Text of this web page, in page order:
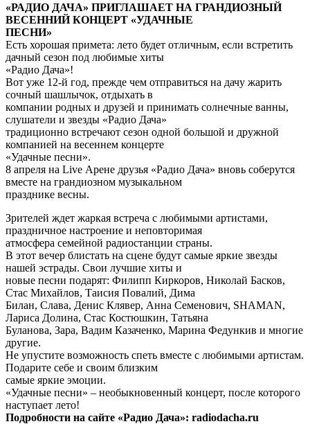
«РАДИО ДАЧА» ПРИГЛАШАЕТ НА ГРАНДИОЗНЫЙ
ВЕСЕННИЙ КОНЦЕРТ «УДАЧНЫЕ
ПЕСНИ»
Есть хорошая примета: лето будет отличным, если встретить
дачный сезон под любимые хиты
«Радио Дача»!
Вот уже 12-й год, прежде чем отправиться на дачу жарить
сочный шашлычок, отдыхать в
компании родных и друзей и принимать солнечные ванны,
слушатели и звезды «Радио Дача»
традиционно встречают сезон одной большой и дружной
компанией на весеннем концерте
«Удачные песни».
8 апреля на Live Арене друзья «Радио Дача» вновь соберутся
вместе на грандиозном музыкальном
празднике весны.
Зрителей ждет жаркая встреча с любимыми артистами,
праздничное настроение и неповторимая
атмосфера семейной радиостанции страны.
В этот вечер блистать на сцене будут самые яркие звезды
нашей эстрады. Свои лучшие хиты и
новые песни подарят: Филипп Киркоров, Николай Басков,
Стас Михайлов, Таисия Повалий, Дима
Билан, Слава, Денис Клявер, Анна Семенович, SHAMAN,
Лариса Долина, Стас Костюшкин, Татьяна
Буланова, Зара, Вадим Казаченко, Марина Федункив и многие
другие.
Не упустите возможность спеть вместе с любимыми артистам.
Подарите себе и своим близким
самые яркие эмоции.
«Удачные песни» – необыкновенный концерт, после которого
наступает лето!
Подробности на сайте «Радио Дача»: radiodacha.ru